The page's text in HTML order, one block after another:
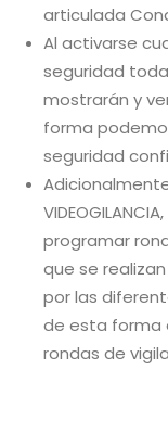
articulada
Al activarse
seguridad
mostrarán y
forma
seguridad
programar
que se
por las
de esta forma
rondas de